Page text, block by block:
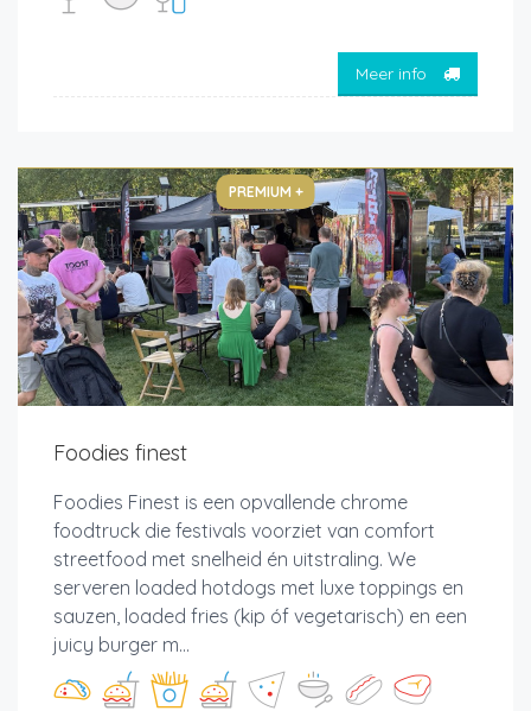
Meer info
PREMIUM +
Foodies finest
Foodies Finest is een opvallende chrome
foodtruck die festivals voorziet van comfort
streetfood met snelheid én uitstraling. We
serveren loaded hotdogs met luxe toppings en
sauzen, loaded fries (kip óf vegetarisch) en een
juicy burger m...